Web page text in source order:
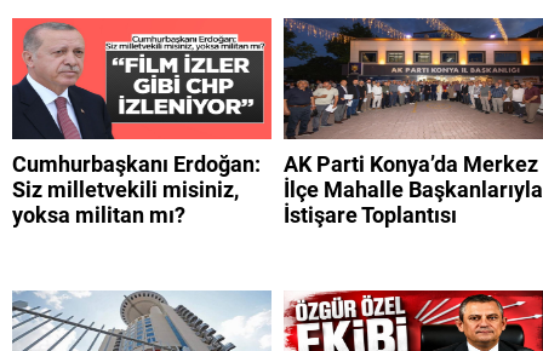
Cumhurbaşkanı Erdoğan:
Siz milletvekili misiniz,
yoksa militan mı?
AK Parti Konya’da Merkez
İlçe Mahalle Başkanlarıyla
İstişare Toplantısı